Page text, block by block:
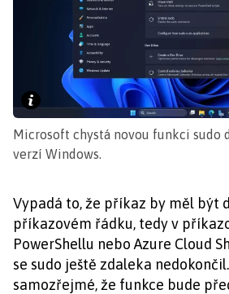
Microsoft chystá novou funkci sudo
verzí Windows.
Vypadá to, že příkaz by měl být
příkazovém řádku, tedy v
PowerShellu nebo Azure Cloud
se sudo ještě zdaleka
samozřejmé, že funkce bude